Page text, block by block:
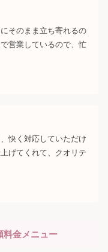
そのまま立ち寄れるの
営業しているので、忙
快く対応していただけ
げてくれて、クオリテ
料金メニュー